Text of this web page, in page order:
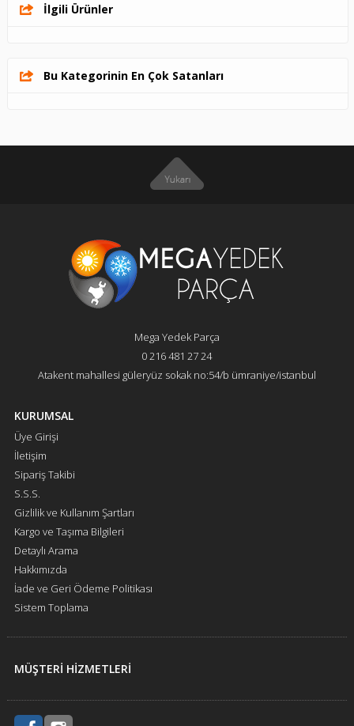
İlgili Ürünler
Bu Kategorinin En Çok Satanları
Mega Yedek Parça
0 216 481 27 24
Atakent mahallesi güleryüz sokak no:54/b ümraniye/istanbul
KURUMSAL
Üye Girişi
İletişim
Sipariş Takibi
S.S.S.
Gizlilik ve Kullanım Şartları
Kargo ve Taşıma Bilgileri
Detaylı Arama
Hakkımızda
İade ve Geri Ödeme Politikası
Sistem Toplama
MÜŞTERİ HİZMETLERİ